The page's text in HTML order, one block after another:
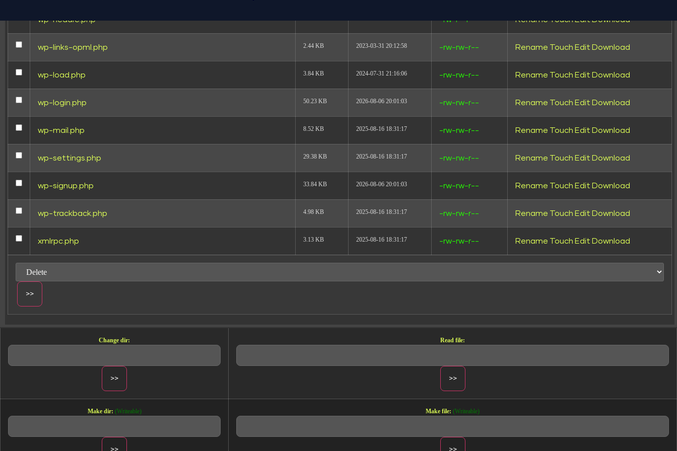
wp-headre.php -rw-r--r-- RenameTouchEditDownload
wp-links-opml.php 2.44 KB 2023-03-31 20:12:58 -rw-rw-r-- Rename Touch Edit Download
wp-load.php 3.84 KB 2024-07-31 21:16:06 -rw-rw-r-- Rename Touch Edit Download
wp-login.php 50.23 KB 2026-08-06 20:01:03 -rw-rw-r-- Rename Touch Edit Download
wp-mail.php 8.52 KB 2025-08-16 18:31:17 -rw-rw-r-- Rename Touch Edit Download
wp-settings.php 29.38 KB 2025-08-16 18:31:17 -rw-rw-r-- Rename Touch Edit Download
wp-signup.php 33.84 KB 2026-08-06 20:01:03 -rw-rw-r-- Rename Touch Edit Download
wp-trackback.php 4.98 KB 2025-08-16 18:31:17 -rw-rw-r-- Rename Touch Edit Download
xmlrpc.php 3.13 KB 2025-08-16 18:31:17 -rw-rw-r-- Rename Touch Edit Download
Change dir: Read file:
Make dir: (Writeable) Make file: (Writeable)